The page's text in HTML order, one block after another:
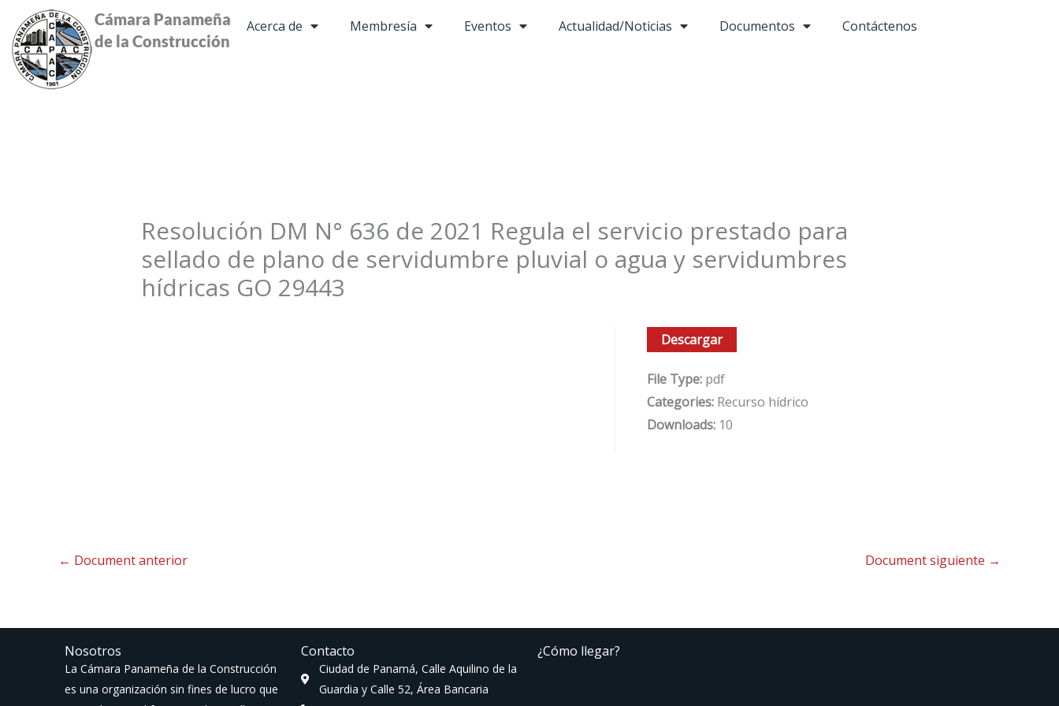
contenido
Cámara Panameña
de la Construcción
Acerca de Membresía Eventos Actualidad/Noticias Documentos Contáctenos
Resolución DM N° 636 de 2021 Regula el servicio prestado para
sellado de plano de servidumbre pluvial o agua y servidumbres
hídricas GO 29443
Descargar
File Type: pdf
Categories: Recurso hídrico
Downloads: 10
← Document anterior Document siguiente →
Nosotros
La Cámara Panameña de la Construcción
es una organización sin fines de lucro que
Contacto
Ciudad de Panamá, Calle Aquilino de la
Guardia y Calle 52, Área Bancaria
¿Cómo llegar?